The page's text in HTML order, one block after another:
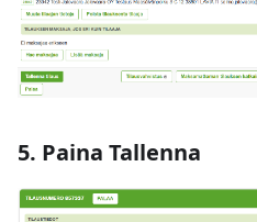
5. Paina Tallenna